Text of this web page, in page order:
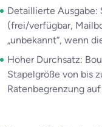
Detaillierte Ausgabe:
(frei/verfügbar,
„unbekannt“, wenn
Hoher Durchsatz:
Stapelgröße von bis
Ratenbegrenzung